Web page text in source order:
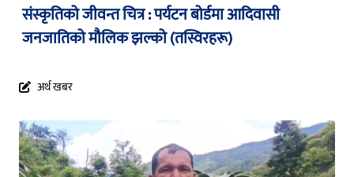
संस्कृतिको जीवन्त चित्र : पर्यटन बोर्डमा आदिवासी
जनजातिको मौलिक झल्को (तस्विरहरू)
अर्थ खबर